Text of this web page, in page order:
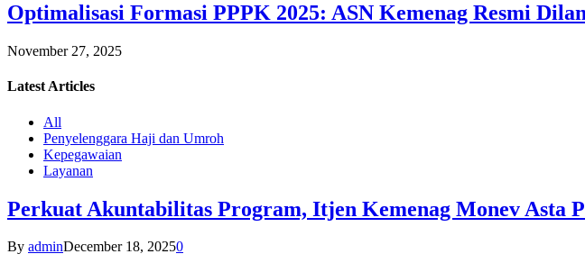
Optimalisasi Formasi PPPK 2025: ASN Kemenag Resmi
November 27, 2025
Latest Articles
All
Penyelenggara Haji dan Umroh
Kepegawaian
Layanan
Perkuat Akuntabilitas Program, Itjen Kemenag Monev Asta
By adminDecember 18, 20250